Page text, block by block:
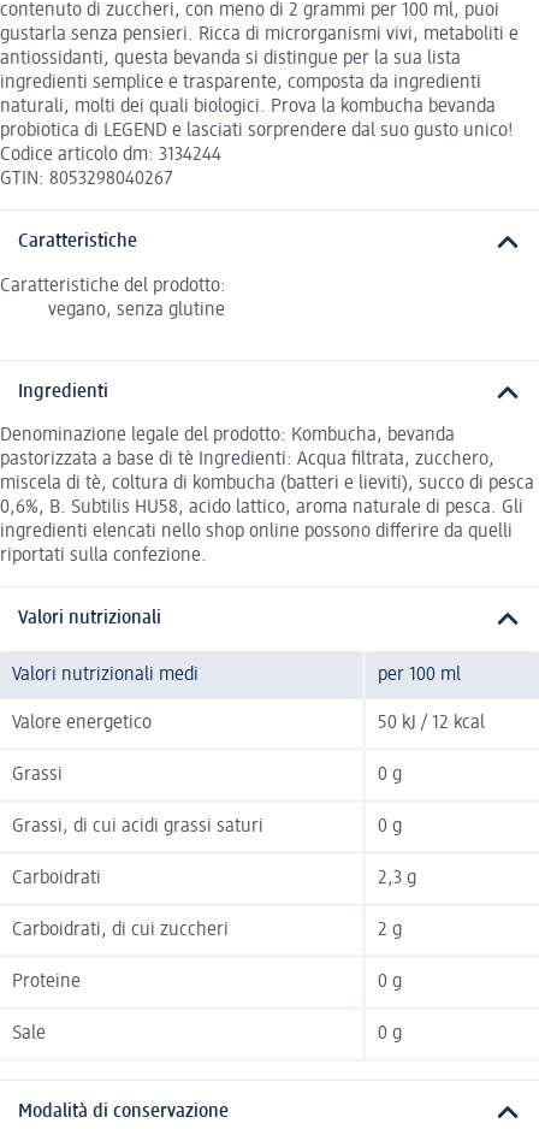
contenuto di zuccheri, con meno di 2 grammi per 100 ml, puoi
gustarla senza pensieri. Ricca di microrganismi vivi, metaboliti e
antiossidanti, questa bevanda si distingue per la sua lista
ingredienti semplice e trasparente, composta da ingredienti
naturali, molti dei quali biologici. Prova la kombucha bevanda
probiotica di LEGEND e lasciati sorprendere dal suo gusto unico!
Codice articolo dm: 3134244
GTIN: 8053298040267
Caratteristiche
Caratteristiche del prodotto:
vegano, senza glutine
Ingredienti
Denominazione legale del prodotto: Kombucha, bevanda
pastorizzata a base di tè Ingredienti: Acqua filtrata, zucchero,
miscela di tè, coltura di kombucha (batteri e lieviti), succo di pesca
0,6%, B. Subtilis HU58, acido lattico, aroma naturale di pesca. Gli
ingredienti elencati nello shop online possono differire da quelli
riportati sulla confezione.
Valori nutrizionali
Valori nutrizionali medi per 100 ml
Valore energetico 50 kJ / 12 kcal
Grassi 0 g
Grassi, di cui acidi grassi saturi 0 g
Carboidrati 2,3 g
Carboidrati, di cui zuccheri 2 g
Proteine 0 g
Sale 0 g
Modalità di conservazione